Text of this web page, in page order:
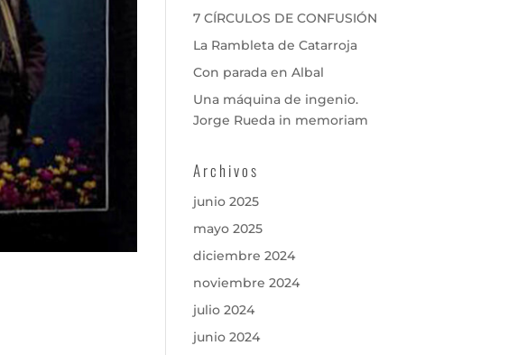
7 CÍRCULOS DE CONFUSIÓN
La Rambleta de Catarroja
Con parada en Albal
Una máquina de ingenio.
Jorge Rueda in memoriam
Archivos
junio 2025
mayo 2025
diciembre 2024
noviembre 2024
julio 2024
junio 2024